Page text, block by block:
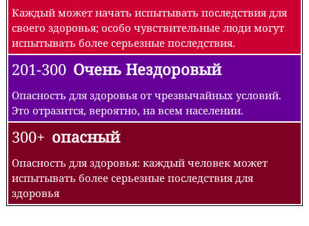
Каждый может начать испытывать последствия для
своего здоровья; особо чувствительные люди могут
испытывать более серьезные последствия.
201-300 Очень Нездоровый
Опасность для здоровья от чрезвычайных условий.
Это отразится, вероятно, на всем населении.
300+ опасный
Опасность для здоровья: каждый человек может
испытывать более серьезные последствия для
здоровья